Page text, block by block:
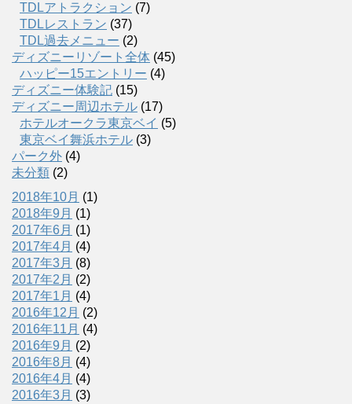
TDLアトラクション (7)
TDLレストラン (37)
TDL過去メニュー (2)
ディズニーリゾート全体 (45)
ハッピー15エントリー (4)
ディズニー体験記 (15)
ディズニー周辺ホテル (17)
ホテルオークラ東京ベイ (5)
東京ベイ舞浜ホテル (3)
パーク外 (4)
未分類 (2)
2018年10月 (1)
2018年9月 (1)
2017年6月 (1)
2017年4月 (4)
2017年3月 (8)
2017年2月 (2)
2017年1月 (4)
2016年12月 (2)
2016年11月 (4)
2016年9月 (2)
2016年8月 (4)
2016年4月 (4)
2016年3月 (3)